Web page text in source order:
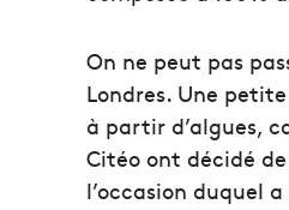
On ne peut pas
Londres. Une
à partir d’algues,
Citéo ont décidé
l’occasion duquel